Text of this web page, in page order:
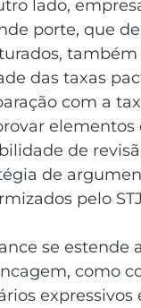
lado,
porte, que
das taxas
com a
elementos
de
de
pelo
se estende
como